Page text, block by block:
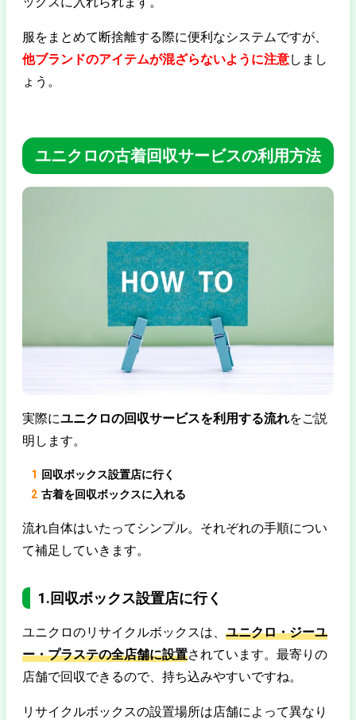
服をまとめて断捨離する際に便利なシステムですが、
他ブランドのアイテムが混ざらないように注意しまし
ょう。
ユニクロの古着回収サービスの利用方法
実際にユニクロの回収サービスを利用する流れをご説
明します。
回収ボックス設置店に行く
古着を回収ボックスに入れる
流れ自体はいたってシンプル。それぞれの手順につい
て補足していきます。
1.回収ボックス設置店に行く
ユニクロのリサイクルボックスは、 ユニクロ・ジーユ
ー・プラステの全店舗に設置されています。最寄りの
店舗で回収できるので、持ち込みやすいですね。
リサイクルボックスの設置場所は店舗によって異なり